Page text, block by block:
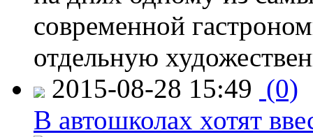
современной
отдельную
2015-08-28 15:49 (0)
В автошколах хотят